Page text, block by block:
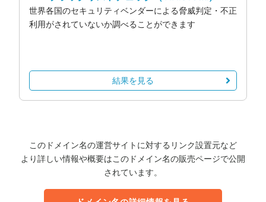
世界各国のセキュリティベンダーによる脅威判定・不正
利用がされていないか調べることができます
結果を見る
このドメイン名の運営サイトに対するリンク設置元など
より詳しい情報や概要はこのドメイン名の販売ページで公開
されています。